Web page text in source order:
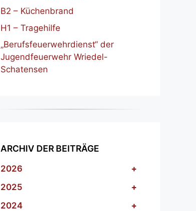
B2 – Küchenbrand
H1 – Tragehilfe
„Berufsfeuerwehrdienst“ der
Jugendfeuerwehr Wriedel-
Schatensen
ARCHIV DER BEITRÄGE
2026
+
2025
+
2024
+